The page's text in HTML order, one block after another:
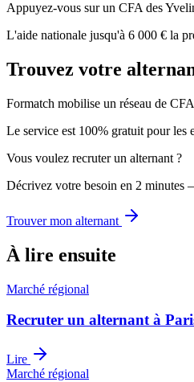
Appuyez-vous sur un CFA des
L'aide nationale jusqu'à 6 000 € la
Trouvez votre
Formatch mobilise un réseau de
Le service est 100% gratuit pour
Vous voulez recruter un alternant ?
Décrivez votre besoin en 2 minutes
Trouver mon alternant
À lire ensuite
Marché régional
Recruter un alternant à
Lire
Marché régional